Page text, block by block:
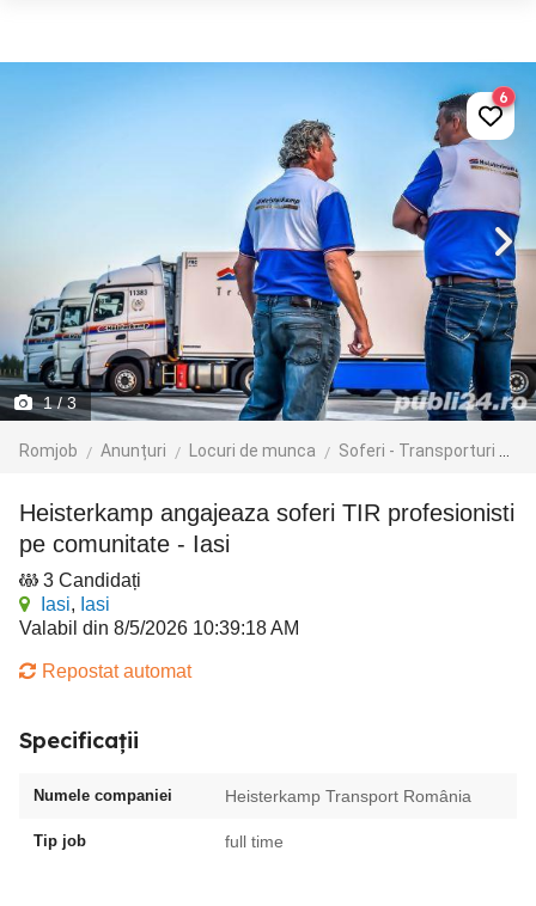
1/ 3
Romjob Anunțuri Locuri de munca Soferi - Transporturi
6
Heisterkamp angajeaza soferi TIR profesionisti
pe comunitate - Iasi
3 Candidați
Iasi, Iasi
Valabil din 8/5/2026 10:39:18 AM
Repostat automat
Specificații
Numele companiei Heisterkamp Transport România
Tip job full time